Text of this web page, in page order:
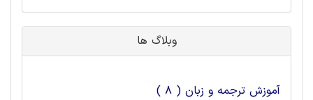
وبلاگ ها
آموزش ترجمه و زبان ( 8 )